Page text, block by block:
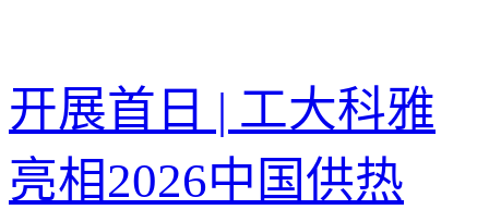
开展首日 | 工大科雅
亮相2026中国供热